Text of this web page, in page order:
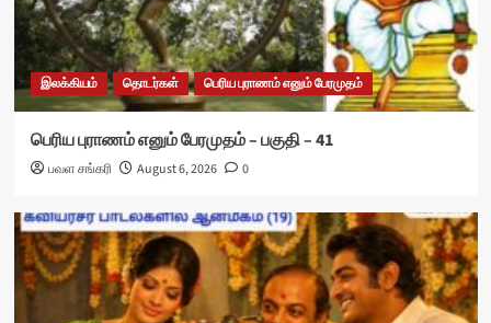
இலக்கியம் தொடர்கள் பெரிய புராணம் எனும் பேரமுதம்
பெரிய புராணம் எனும் பேரமுதம் – பகுதி – 41
பவள சங்கரி August 6, 2026 0